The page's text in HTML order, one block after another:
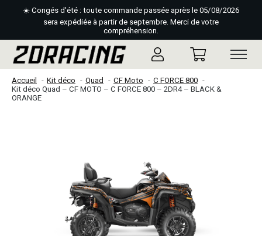
☀️ Congés d'été : toute commande passée après le 05/08/2026
sera expédiée à partir de septembre. Merci de votre
compréhension.
Accueil Kit déco Quad CF Moto
C FORCE 800
Kit déco Quad – CF MOTO – C FORCE 800 – 2DR4 – BLACK &
ORANGE